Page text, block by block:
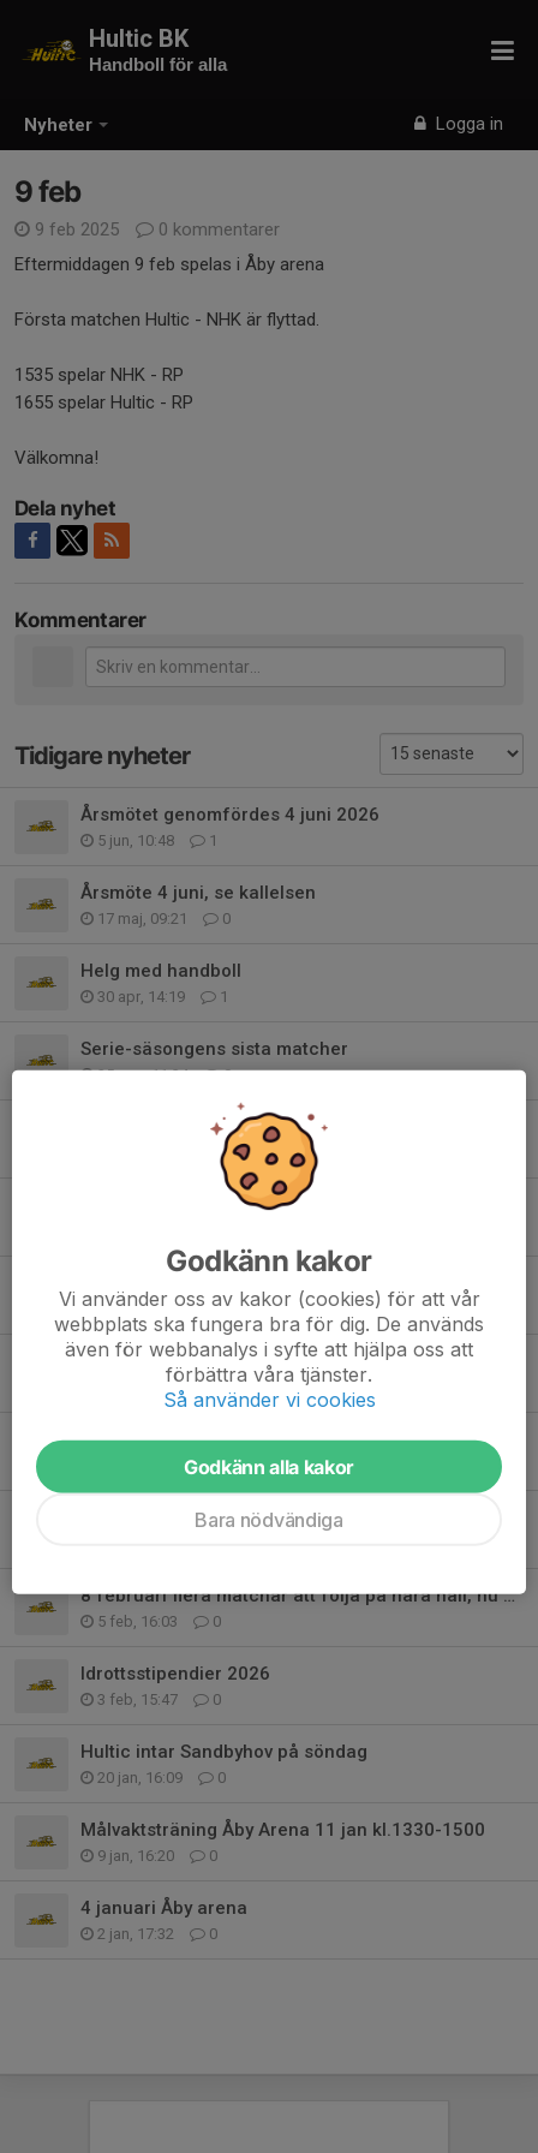
Nyheter Logga in
Hultic BK
Handboll för alla
9 feb
9 feb 2025
0 kommentarer
Eftermiddagen 9 feb spelas i Åby arena
Första matchen Hultic - NHK är flyttad.
1535 spelar NHK - RP
1655 spelar Hultic - RP
Välkomna!
Dela nyhet
Kommentarer
Tidigare nyheter
Årsmötet genomfördes 4 juni 2026
5 jun, 10:48 1
Årsmöte 4 juni, se kallelsen
17 maj, 09:21 0
Helg med handboll
30 apr, 14:19 1
Serie-säsongens sista matcher
25 mar, 11:34 0
14-15 mars Hemmamatcher
0
Dam-matchen 7 mars är inställd
4 mar, 14:06 0
Matchvärd på IFK-matcherna - pengar till laget?
27 feb, 14:07 0
Herrmatch i Åby arena söndag 1 mars
25 feb, 21:39 0
22 februari Åby arena INSTÄLLT
8 februari flera matchar att följa på nära håll, nu endast i Åby arena!
5 feb, 16:03 0
Idrottsstipendier 2026
3 feb, 15:47 0
Hultic intar Sandbyhov på söndag
20 jan, 16:09 0
Målvaktsträning Åby Arena 11 jan kl.1330-1500
9 jan, 16:20 0
4 januari Åby arena
2 jan, 17:32 0
Godkänn kakor
Vi använder oss av kakor (cookies) för att vår
webbplats ska fungera bra för dig. De används
även för webbanalys i syfte att hjälpa oss att
förbättra våra tjänster.
Så använder vi cookies
Godkänn alla kakor
Bara nödvändiga